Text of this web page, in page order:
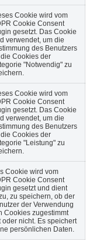
Cookie wird vom
Cookie Consent
gesetzt. Das Cookie
verwendet, um die
des Benutzers
Cookies der
"Notwendig" zu
Cookie wird vom
Cookie Consent
gesetzt. Das Cookie
verwendet, um die
des Benutzers
Cookies der
"Leistung" zu
Cookie wird vom
Cookie Consent
gesetzt und dient
zu speichern, ob der
der Verwendung
Cookies zugestimmt
oder nicht. Es speichert
persönlichen Daten.